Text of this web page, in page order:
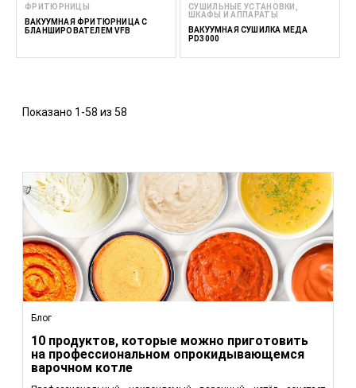
ФРИТЮРНИЦЫ
ВАКУУМНАЯ ФРИТЮРНИЦА С
БЛАНШИРОВАТЕЛЕМ VFB
СУШИЛЬНЫЕ УСТАНОВКИ,
ШКАФЫ И АППАРАТЫ
ВАКУУМНАЯ СУШИЛКА МЕДА
PD3000
Показано 1-58 из 58
Блог
10 продуктов, которые можно приготовить
на профессиональном опрокидывающемся
варочном котле